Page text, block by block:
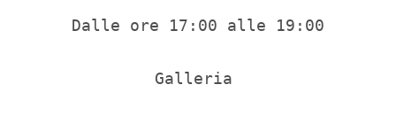
Dalle ore 17:00 alle 19:00
Galleria